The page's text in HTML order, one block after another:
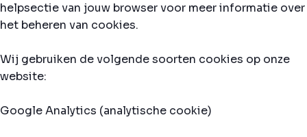
helpsectie van jouw browser voor meer informatie over
het beheren van cookies.
Wij gebruiken de volgende soorten cookies op onze
website:
Google Analytics (analytische cookie)